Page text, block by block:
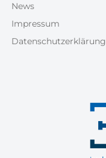
News
Impressum
Datenschutzerklärung